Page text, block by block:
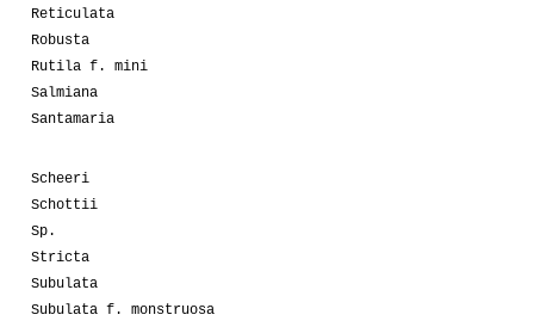
Reticulata
Robusta
Rutila f. mini
Salmiana
Santamaria
Scheeri
Schottii
Sp.
Stricta
Subulata
Subulata f. monstruosa